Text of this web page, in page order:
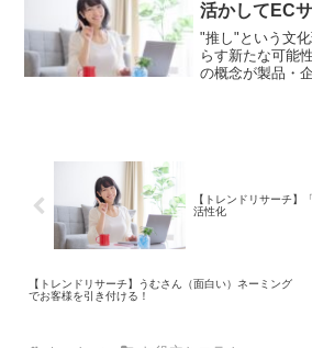
活かしてEC
"推し"という文
らす新たな可能
の概念が製品・
【トレンドリサーチ】
活性化
【トレンドリサーチ】うむさん（面白い）ネーミング
でお客様を引き付ける！